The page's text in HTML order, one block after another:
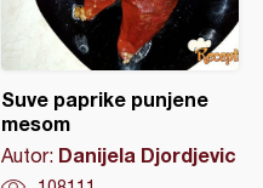
Suve paprike punjene
mesom
Autor: Danijela Djordjevic